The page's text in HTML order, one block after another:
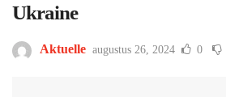
Ukraine
Aktuelle augustus 26, 2024 0